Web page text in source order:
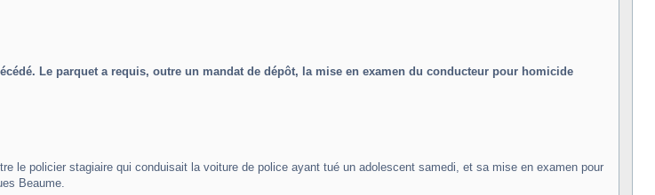
Le parquet a requis, outre un mandat de dépôt, la mise en examen du conducteur pour homicide
le policier stagiaire qui conduisait la voiture de police ayant tué un adolescent samedi, et sa mise en examen pour
Beaume.